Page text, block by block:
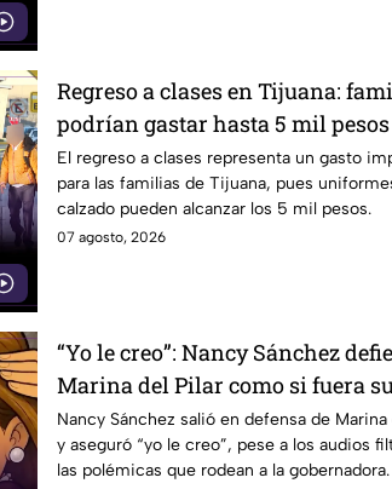
Regreso a clases en Tijuana:
podrían gastar hasta 5 mil
uniformes y calzado
El regreso a clases representa un gasto
para las familias de Tijuana, pues
calzado pueden alcanzar los 5 mil pesos.
07 agosto, 2026
“Yo le creo”: Nancy Sánchez
Marina del Pilar como si fuera
pese a polémicas
Nancy Sánchez salió en defensa de Marina
y aseguró “yo le creo”, pese a los audios
las polémicas que rodean a la gobernadora.